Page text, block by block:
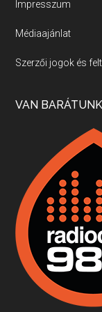
Villány,
Apr 17, 2026 •
Boston,
Apr 9, 2026 •
Apr 3, 2026 •
Impresszum
Médiaajánlat
Szerzői jogok és
VAN BARÁTUNK